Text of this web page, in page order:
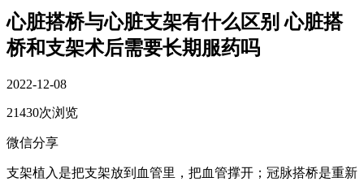
心脏搭桥与心脏支架有什么区别 心脏搭
桥和支架术后需要长期服药吗
2022-12-08
21430次浏览
微信分享
支架植入是把支架放到血管里，把血管撑开；冠脉搭桥是重新